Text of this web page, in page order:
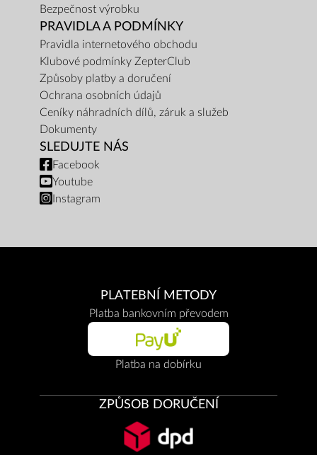
Bezpečnost výrobku
PRAVIDLA A PODMÍNKY
Pravidla internetového obchodu
Klubové podmínky ZepterClub
Způsoby platby a doručení
Ochrana osobních údajů
Ceníky náhradních dílů, záruk a služeb
Dokumenty
SLEDUJTE NÁS
Facebook
Youtube
Instagram
PLATEBNÍ METODY
Platba bankovním převodem
Platba na dobírku
ZPŮSOB DORUČENÍ